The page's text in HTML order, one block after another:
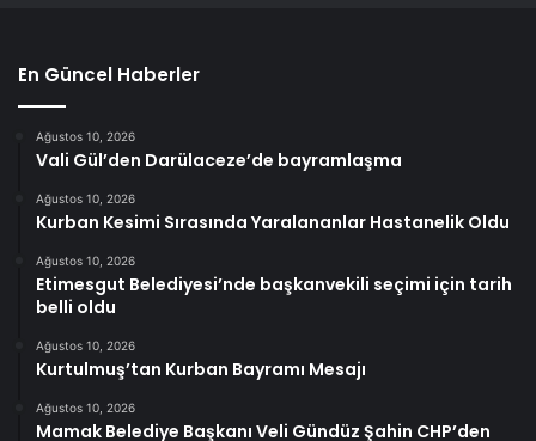
En Güncel Haberler
Ağustos 10, 2026
Vali Gül’den Darülaceze’de bayramlaşma
Ağustos 10, 2026
Kurban Kesimi Sırasında Yaralananlar Hastanelik Oldu
Ağustos 10, 2026
Etimesgut Belediyesi’nde başkanvekili seçimi için tarih
belli oldu
Ağustos 10, 2026
Kurtulmuş’tan Kurban Bayramı Mesajı
Ağustos 10, 2026
Mamak Belediye Başkanı Veli Gündüz Şahin CHP’den